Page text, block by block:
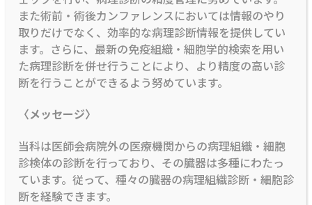
また術前・術後カンファレンスにおいては情報のやり
取りだけでなく、効率的な病理診断情報を提供してい
ます。さらに、最新の免疫組織・細胞学的検索を用い
た病理診断を併せ行うことにより、より精度の高い診
断を行うことができるよう努めています。
〈メッセージ〉
当科は医師会病院外の医療機関からの病理組織・細胞
診検体の診断を行っており、その臓器は多種にわたっ
ています。従って、種々の臓器の病理組織診断・細胞診
断を経験できます。